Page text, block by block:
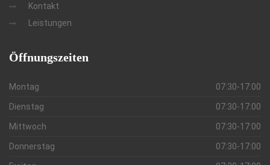
Kontakt
Leistungen
Öffnungszeiten
Montag 07:30-17:00
Dienstag 07:30-17:00
Mittwoch 07:30-17:00
Donnerstag 07:30-17:00